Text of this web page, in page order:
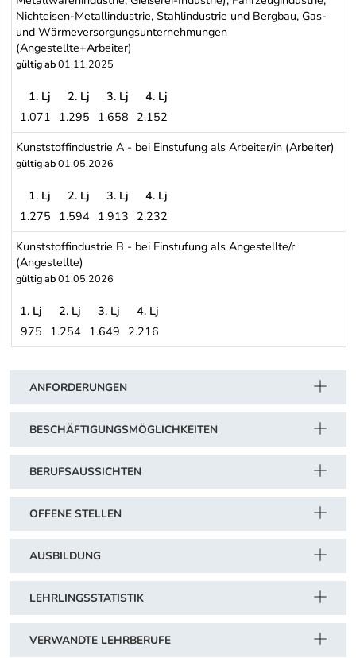
Nichteisen-Metallindustrie, Stahlindustrie und Bergbau, Gas-
und Wärmeversorgungsunternehmungen
(Angestellte+Arbeiter)
gültig ab01.11.2025
Metallindustrie: Metalltechnische Industrie (Maschinen- und
1. Lj 2. Lj 3. Lj
4. Lj
1.071 1.295 1.658 2.152
Kunststoffindustrie A - bei Einstufung als Arbeiter/in (Arbeiter)
gültig ab01.05.2026
Kunststoffindustrie A - bei Einstufung als Arbeiter/in (Arbeiter)
1. Lj 2. Lj 3. Lj
4. Lj
1.275 1.594 1.913 2.232
Kunststoffindustrie B - bei Einstufung als Angestellte/r
(Angestellte)
gültig ab01.05.2026
Kunststoffindustrie B - bei Einstufung als Angestellte/r
1. Lj 2. Lj 3. Lj
4. Lj
975 1.254 1.649 2.216
ANFORDERUNGEN
BESCHÄFTIGUNGSMÖGLICHKEITEN
BERUFSAUSSICHTEN
OFFENE STELLEN
AUSBILDUNG
LEHRLINGSSTATISTIK
VERWANDTE LEHRBERUFE